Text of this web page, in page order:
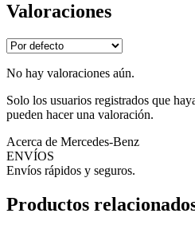
Valoraciones
No hay valoraciones aún.
Solo los usuarios registrados que
pueden hacer una valoración.
Acerca de Mercedes-Benz
ENVÍOS
Envíos rápidos y seguros.
Productos